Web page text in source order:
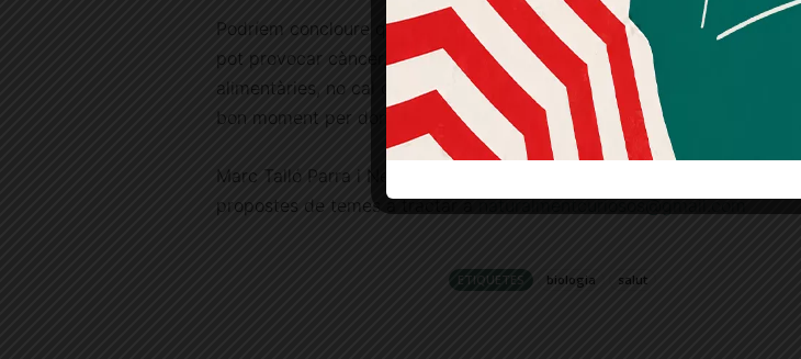
Podríem concloure que ara se saben més detalls sobre com la carn
pot provocar càncer, però que al cap i a la fi, si ja seguíem les
alimentàries, no cal canviar els nostres hàbits. I si no ho fèiem, doncs
bon moment per donar-hi un cop d’ull!.
Marc Talló Parra i Neus Mestre Farràs són biòlegs humans i recolliran
propostes de temes a tractar anaturalmentcuriosos@gmail.com
ETIQUETES biologia salut
informatives relacionades amb
consentiment pot ser revocat en
mitjançant l’enllaç de baixa